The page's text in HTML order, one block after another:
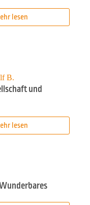
lesen
B.
und
lesen